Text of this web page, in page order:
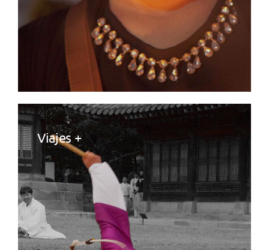
Viajes +